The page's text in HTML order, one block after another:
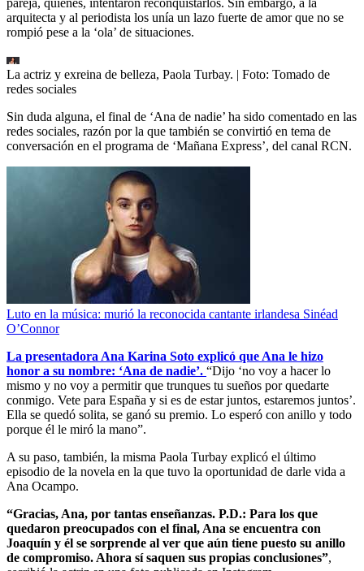
arquitecta y al periodista los unía un lazo fuerte de amor que no se
rompió pese a la ‘ola’ de situaciones.
La actriz y exreina de belleza, Paola Turbay. | Foto: Tomado de
redes sociales
Sin duda alguna, el final de ‘Ana de nadie’ ha sido comentado en las
redes sociales, razón por la que también se convirtió en tema de
conversación en el programa de ‘Mañana Express’, del canal RCN.
Luto en la música: murió la reconocida cantante irlandesa Sinéad
O’Connor
La presentadora Ana Karina Soto explicó que Ana le hizo
honor a su nombre: ‘Ana de nadie’. “Dijo ‘no voy a hacer lo
mismo y no voy a permitir que trunques tu sueños por quedarte
conmigo. Vete para España y si es de estar juntos, estaremos juntos’.
Ella se quedó solita, se ganó su premio. Lo esperó con anillo y todo
porque él le miró la mano”.
A su paso, también, la misma Paola Turbay explicó el último
episodio de la novela en la que tuvo la oportunidad de darle vida a
Ana Ocampo.
“Gracias, Ana, por tantas enseñanzas. P.D.: Para los que
quedaron preocupados con el final, Ana se encuentra con
Joaquín y él se sorprende al ver que aún tiene puesto su anillo
de compromiso. Ahora sí saquen sus propias conclusiones”,